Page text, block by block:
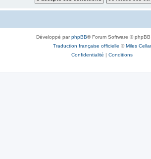
Développé parphpBB® Forum Software © phpBB
Traduction française officielle ©Miles Cellar
Confidentialité | Conditions